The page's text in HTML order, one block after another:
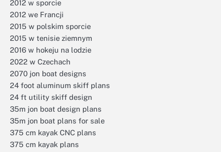
2012 w sporcie
2012 we Francji
2015 w polskim sporcie
2015 w tenisie ziemnym
2016 w hokeju na lodzie
2022 w Czechach
2070 jon boat designs
24 foot aluminum skiff plans
24 ft utility skiff design
35m jon boat design plans
35m jon boat plans for sale
375 cm kayak CNC plans
375 cm kayak plans